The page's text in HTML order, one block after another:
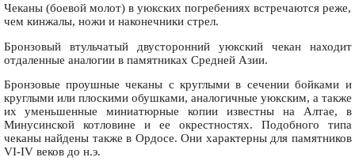
Чеканы (боевой молот) в уюкских погребениях встречаются реже,
чем кинжалы, ножи и наконечники стрел.
Бронзовый втульчатый двусторонний уюкский чекан находит
отдаленные аналогии в памятниках Средней Азии.
Бронзовые проушные чеканы с круглыми в сечении бойками и
круглыми или плоскими обушками, аналогичные уюкским, а также
их уменьшенные миниатюрные копии известны на Алтае, в
Минусинской котловине и ее окрестностях. Подобного типа
чеканы найдены также в Ордосе. Они характерны для памятников
VI-IV веков до н.э.